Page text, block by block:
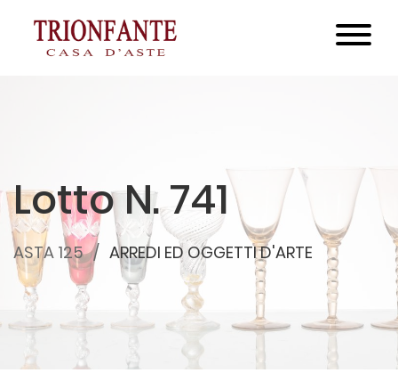
Lotto N. 741
ASTA 125 ARREDI ED OGGETTI D'ARTE